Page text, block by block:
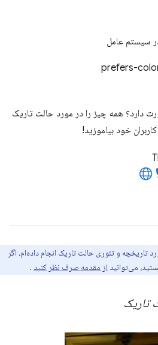
سیستم عامل
دارد؟ همه چیز را در مورد حالت تاریک
خود بیاموزید!
تاریخچه و تئوری حالت تاریک انجام داده‌ام، اگر
می‌توانید از مقدمه صرف نظر کنید .
تاریک